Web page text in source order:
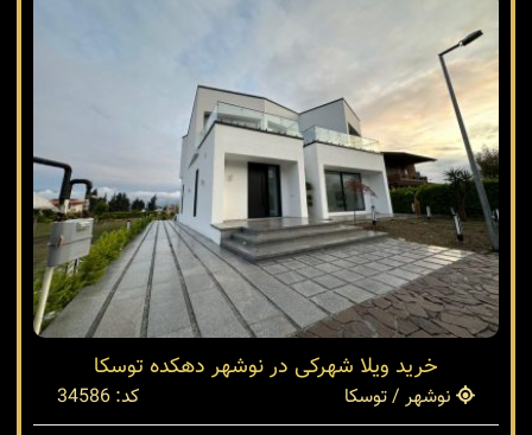
خرید ویلا شهرکی در نوشهر دهکده توسکا
نوشهر / توسکا
کد: 34586